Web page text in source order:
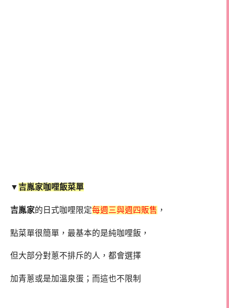
▼ 吉胤家咖哩飯菜單
吉胤家的日式咖哩限定每週三與週四販售 ，
點菜單很簡單，最基本的是純咖哩飯，
但大部分對蔥不排斥的人，都會選擇
加青蔥或是加溫泉蛋；而這也不限制